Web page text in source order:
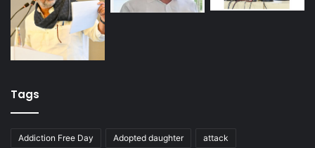
Tags
Addiction Free Day Adopted daughter attack